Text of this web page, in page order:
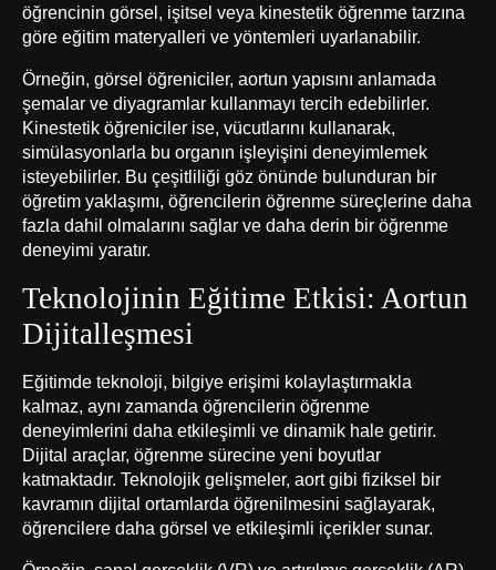
öğrencinin görsel, işitsel veya kinestetik öğrenme tarzına
göre eğitim materyalleri ve yöntemleri uyarlanabilir.
Örneğin, görsel öğreniciler, aortun yapısını anlamada
şemalar ve diyagramlar kullanmayı tercih edebilirler.
Kinestetik öğreniciler ise, vücutlarını kullanarak,
simülasyonlarla bu organın işleyişini deneyimlemek
isteyebilirler. Bu çeşitliliği göz önünde bulunduran bir
öğretim yaklaşımı, öğrencilerin öğrenme süreçlerine daha
fazla dahil olmalarını sağlar ve daha derin bir öğrenme
deneyimi yaratır.
Teknolojinin Eğitime Etkisi: Aortun
Dijitalleşmesi
Eğitimde teknoloji, bilgiye erişimi kolaylaştırmakla
kalmaz, aynı zamanda öğrencilerin öğrenme
deneyimlerini daha etkileşimli ve dinamik hale getirir.
Dijital araçlar, öğrenme sürecine yeni boyutlar
katmaktadır. Teknolojik gelişmeler, aort gibi fiziksel bir
kavramın dijital ortamlarda öğrenilmesini sağlayarak,
öğrencilere daha görsel ve etkileşimli içerikler sunar.